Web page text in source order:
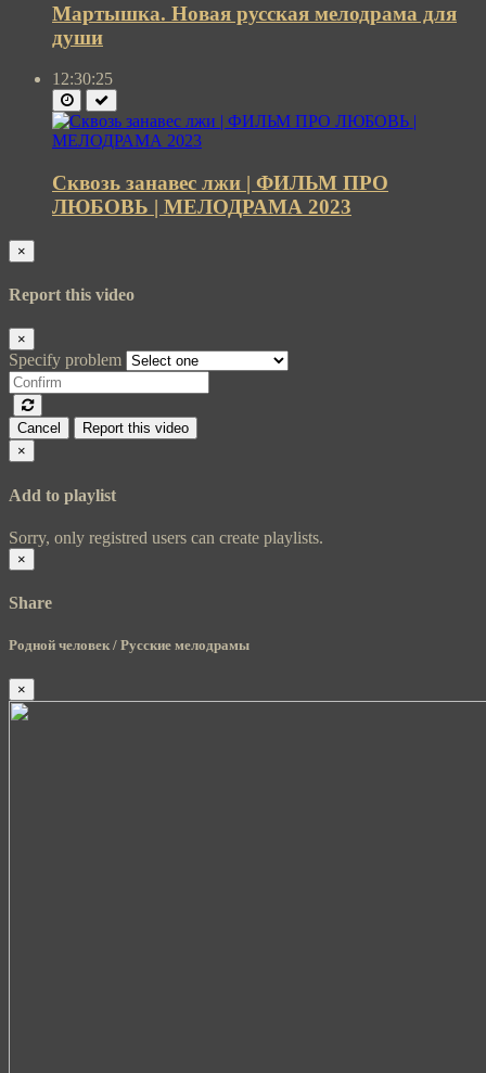
Мартышка. Новая русская мелодрама для
души
12:30:25
Сквозь занавес лжи | ФИЛЬМ ПРО
ЛЮБОВЬ | МЕЛОДРАМА 2023
×
Report this video
×
Specify problem
Cancel
Report this video
×
Add to playlist
Sorry, only registred users can create playlists.
×
Share
Родной человек / Русские мелодрамы
×